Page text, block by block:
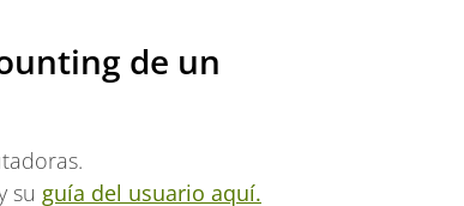
de un
su guía del usuario aquí.